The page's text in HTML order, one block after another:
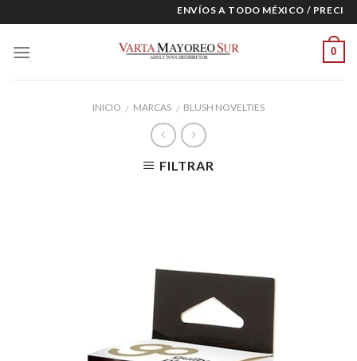
to
content
ENVÍOS A TODO MÉXICO / PRECIOS
0
INICIO / MARCAS / BLUSH NOVELTIES
FILTRAR